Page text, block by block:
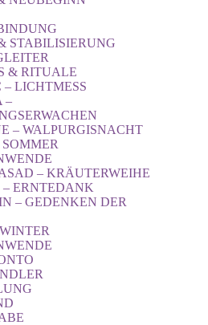
STABILISIERUNG
& RITUALE
LICHTMESS
–
– WALPURGISNACHT
– KRÄUTERWEIHE
ERNTEDANK
– GEDENKEN DER